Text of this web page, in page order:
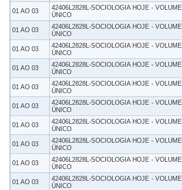
01 AO 03
42406L2828L-SOCIOLOGIA HOJE - VOLUME
ÚNICO
01 AO 03
42406L2828L-SOCIOLOGIA HOJE - VOLUME
ÚNICO
01 AO 03
42406L2828L-SOCIOLOGIA HOJE - VOLUME
ÚNICO
01 AO 03
42406L2828L-SOCIOLOGIA HOJE - VOLUME
ÚNICO
01 AO 03
42406L2828L-SOCIOLOGIA HOJE - VOLUME
ÚNICO
01 AO 03
42406L2828L-SOCIOLOGIA HOJE - VOLUME
ÚNICO
01 AO 03
42406L2828L-SOCIOLOGIA HOJE - VOLUME
ÚNICO
01 AO 03
42406L2828L-SOCIOLOGIA HOJE - VOLUME
ÚNICO
01 AO 03
42406L2828L-SOCIOLOGIA HOJE - VOLUME
ÚNICO
01 AO 03
42406L2828L-SOCIOLOGIA HOJE - VOLUME
ÚNICO